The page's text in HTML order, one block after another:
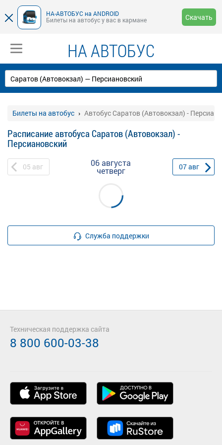
НА-АВТОБУС на ANDROID
Билеты на автобус у вас в кармане
Скачать
НА АВТОБУС
Билеты на автобус Автобус Саратов (Автовокзал) -
Расписание автобуса Саратов (Автовокзал) -
Персиановский
05 авг 06 августа
четверг 07авг
Служба поддержки
Техническая поддержка сайта
8 800 600-03-38